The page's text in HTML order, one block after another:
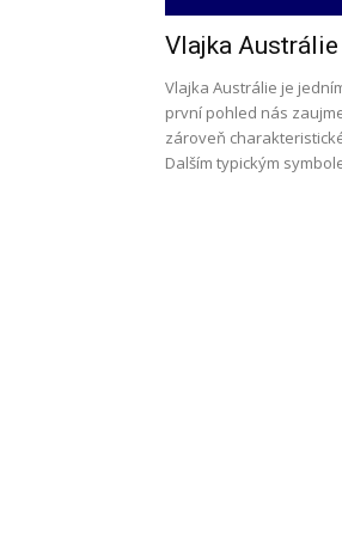
Vlajka Austrálie
Vlajka Austrálie je
první pohled nás
zároveň
Dalším typickým